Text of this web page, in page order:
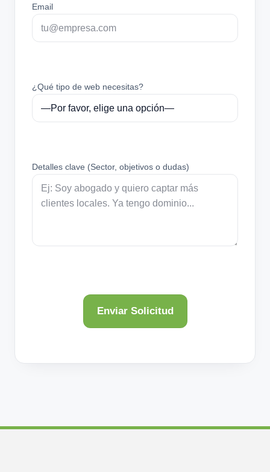
Email
¿Qué tipo de web necesitas?
Detalles clave (Sector, objetivos o dudas)